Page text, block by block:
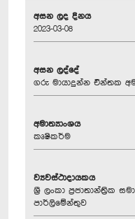
අසන ලද දිනය
2023-03-08
අසන ලද්දේ
ගරු මායාදුන්න චින්තක
අමාත්‍යාංශය
කෘෂිකර්ම
ව්‍යවස්ථාදායකය
ශ්‍රී ලංකා ප්‍රජාතාන්ත්‍රික
පාර්ලිමේන්තුව